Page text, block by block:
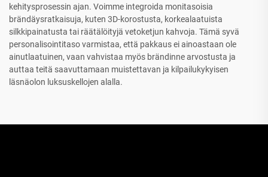
kehitysprosessin ajan. Voimme integroida monitasoisia
brändäysratkaisuja, kuten 3D-korostusta, korkealaatuista
silkkipainatusta tai räätälöityjä vetoketjun kahvoja. Tämä syvä
personalisointitaso varmistaa, että pakkaus ei ainoastaan ole
ainutlaatuinen, vaan vahvistaa myös brändinne arvostusta ja
auttaa teitä saavuttamaan muistettavan ja kilpailukykyisen
läsnäolon luksuskellojen alalla.